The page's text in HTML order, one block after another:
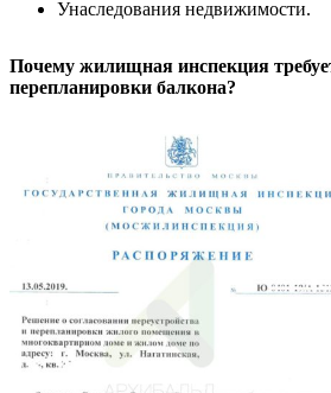
Унаследования недвижимости.
Почему жилищная инспекция
перепланировки балкона?